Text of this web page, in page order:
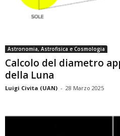
Astronomia, Astrofisica e Cosmologia
Calcolo del diametro
della Luna
Luigi Civita (UAN) - 28 Marzo 2025